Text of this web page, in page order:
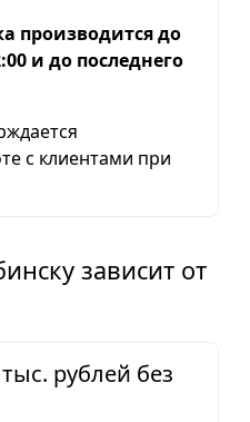
производится до
и до последнего
с клиентами при
зависит от
рублей без